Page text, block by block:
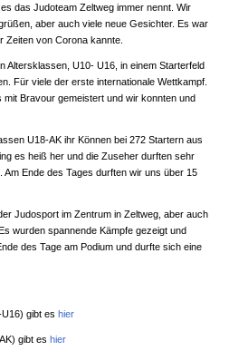
das Judoteam Zeltweg immer nennt. Wir
aber auch viele neue Gesichter. Es war
Zeiten von Corona kannte.
Altersklassen, U10- U16, in einem Starterfeld
Für viele der erste internationale Wettkampf.
Bravour gemeistert und wir konnten und
U18-AK ihr Können bei 272 Startern aus
es heiß her und die Zuseher durften sehr
Am Ende des Tages durften wir uns über 15
Judosport im Zentrum in Zeltweg, aber auch
wurden spannende Kämpfe gezeigt und
des Tage am Podium und durfte sich eine
gibt es hier
gibt es hier